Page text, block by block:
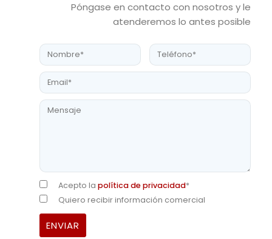
Póngase en contacto con nosotros y le
atenderemos lo antes posible
Acepto la política de privacidad*
Quiero recibir información comercial